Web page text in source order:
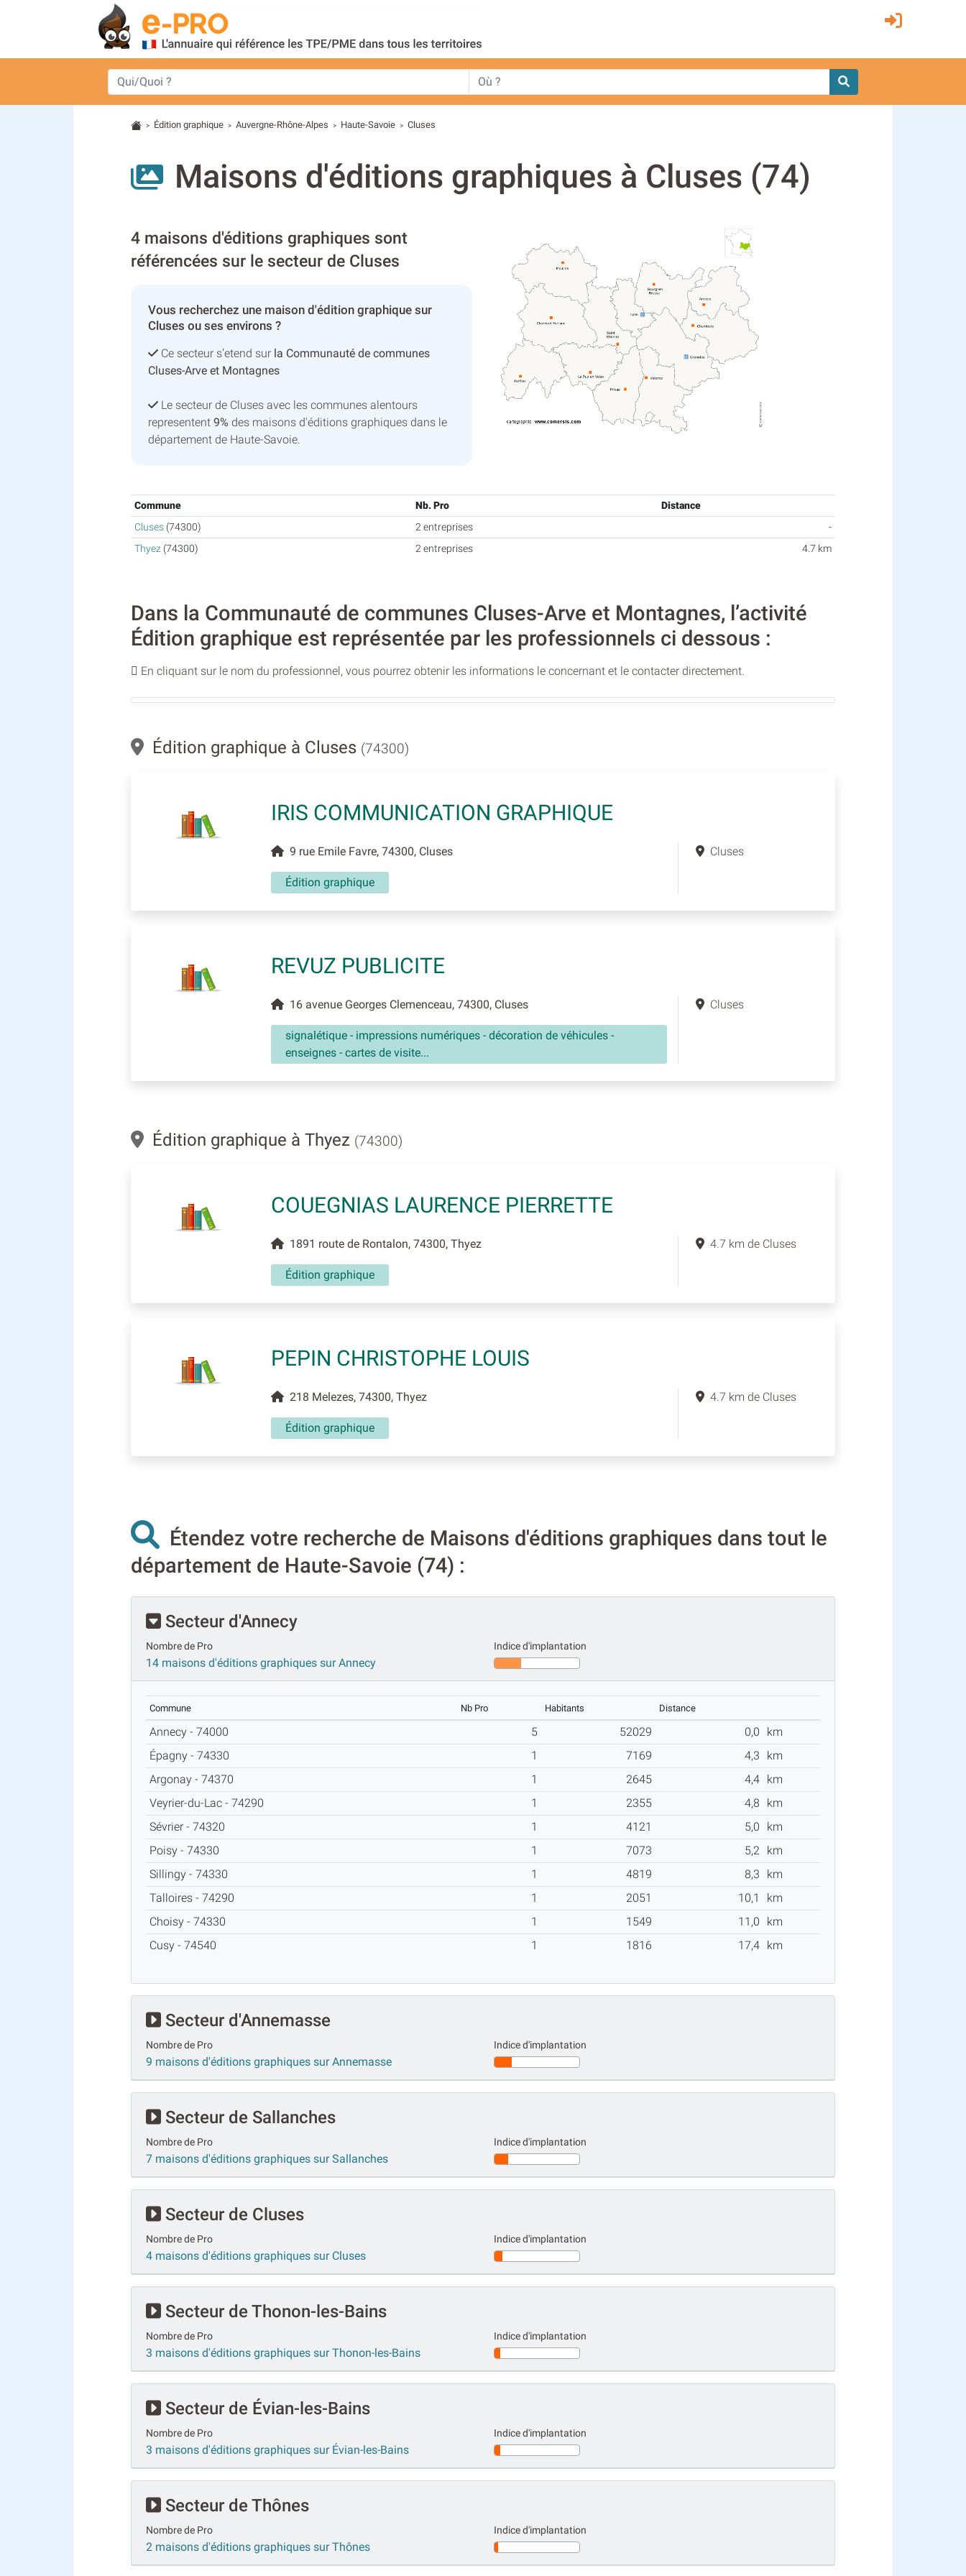
> Édition graphique > Auvergne-Rhône-Alpes > Haute-Savoie > Cluses
Maisons d'éditions graphiques à Cluses (74)
4 maisons d'éditions graphiques sont
référencées sur le secteur de Cluses
Vous recherchez une maison d'édition graphique sur
Cluses ou ses environs ?
Ce secteur s’etend sur la Communauté de communes
Cluses-Arve et Montagnes
Le secteur de Cluses avec les communes alentours
representent 9% des maisons d'éditions graphiques dans le
département de Haute-Savoie.
Commune Nb. Pro
Distance
Cluses(74300) 2 entreprises
-
Thyez(74300) 2 entreprises 4.7 km
Dans la Communauté de communes Cluses-Arve et Montagnes, l’activité
Édition graphique est représentée par les professionnels ci dessous :
En cliquant sur le nom du professionnel, vous pourrez obtenir les informations le concernant et le contacter directement.
Édition graphique à Cluses (74300)
IRIS COMMUNICATION GRAPHIQUE
9 rue Emile Favre, 74300, Cluses
Édition graphique
Cluses
REVUZ PUBLICITE
16 avenue Georges Clemenceau, 74300, Cluses
signalétique - impressions numériques - décoration de véhicules -
enseignes - cartes de visite...
Cluses
Édition graphique à Thyez (74300)
COUEGNIAS LAURENCE PIERRETTE
1891 route de Rontalon, 74300, Thyez
Édition graphique
4.7 km de Cluses
PEPIN CHRISTOPHE LOUIS
218 Melezes, 74300, Thyez
Édition graphique
4.7 km de Cluses
Étendez votre recherche de Maisons d'éditions graphiques dans tout le
département de Haute-Savoie (74) :
Secteur d'Annecy
Nombre de Pro
14 maisons d'éditions graphiques sur Annecy
Indice d'implantation
Commune Nb Pro Habitants Distance
Annecy - 74000 5 52029 0,0
km
Épagny - 74330
1 7169 4,3
km
Argonay - 74370
1 2645 4,4
km
Veyrier-du-Lac - 74290
1 2355 4,8
km
Sévrier - 74320
1 4121 5,0
km
Poisy - 74330
1 7073 5,2
km
Sillingy - 74330
1 4819 8,3
km
Talloires - 74290
1 2051 10,1
km
Choisy - 74330
1 1549 11,0
km
Cusy - 74540
1 1816 17,4 km
Secteur d'Annemasse
Nombre de Pro
9 maisons d'éditions graphiques sur Annemasse
Indice d'implantation
Secteur de Sallanches
Nombre de Pro
7 maisons d'éditions graphiques sur Sallanches
Indice d'implantation
Secteur de Cluses
Nombre de Pro
4 maisons d'éditions graphiques sur Cluses
Indice d'implantation
Secteur de Thonon-les-Bains
Nombre de Pro
3 maisons d'éditions graphiques sur Thonon-les-Bains
Indice d'implantation
Secteur de Évian-les-Bains
Nombre de Pro
3 maisons d'éditions graphiques sur Évian-les-Bains
Indice d'implantation
Secteur de Thônes
Nombre de Pro
2 maisons d'éditions graphiques sur Thônes
Indice d'implantation